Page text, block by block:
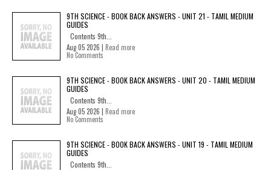
9TH SCIENCE - BOOK BACK ANSWERS - UNIT 21 - TAMIL MEDIUM
GUIDES
Contents 9th...
Aug 05 2026 | Read more
No Comments
9TH SCIENCE - BOOK BACK ANSWERS - UNIT 20 - TAMIL MEDIUM
GUIDES
Contents 9th...
Aug 05 2026 | Read more
No Comments
9TH SCIENCE - BOOK BACK ANSWERS - UNIT 19 - TAMIL MEDIUM
GUIDES
Contents 9th...